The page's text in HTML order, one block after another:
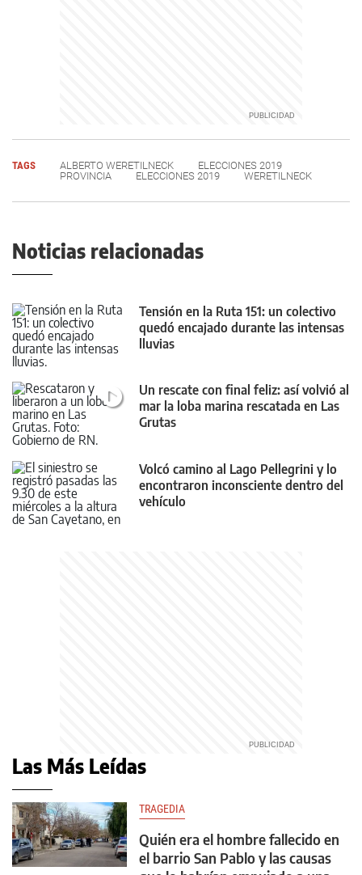
TAGS ALBERTO WERETILNECK
ELECCIONES 2019
PROVINCIA
ELECCIONES 2019 WERETILNECK
Noticias relacionadas
Tensión en la Ruta 151: un colectivo
quedó encajado durante las intensas
lluvias
Un rescate con final feliz: así volvió al
mar la loba marina rescatada en Las
Grutas
Volcó camino al Lago Pellegrini y lo
encontraron inconsciente dentro del
vehículo
Las Más Leídas
TRAGEDIA
Quién era el hombre fallecido en
el barrio San Pablo y las causas